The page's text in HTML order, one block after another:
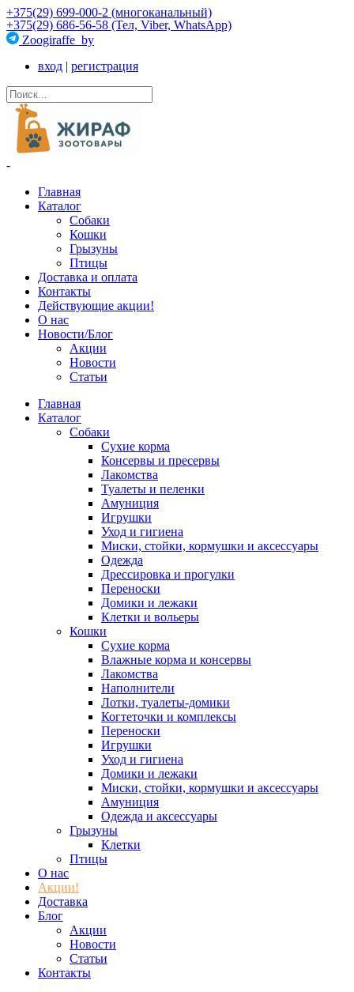
+375(29) 699-000-2 (многоканальный)
+375(29) 686-56-58 (Тел, Viber, WhatsApp)
Zoogiraffe_by
вход | регистрация
-
Главная
Каталог
Собаки
Кошки
Грызуны
Птицы
Доставка и оплата
Контакты
Действующие акции!
О нас
Новости/Блог
Акции
Новости
Статьи
Главная
Каталог
Собаки
Сухие корма
Консервы и пресервы
Лакомства
Туалеты и пеленки
Амуниция
Игрушки
Уход и гигиена
Миски, стойки, кормушки и аксессуары
Одежда
Дрессировка и прогулки
Переноски
Домики и лежаки
Клетки и вольеры
Кошки
Сухие корма
Влажные корма и консервы
Лакомства
Наполнители
Лотки, туалеты-домики
Когтеточки и комплексы
Переноски
Игрушки
Уход и гигиена
Домики и лежаки
Миски, стойки, кормушки и аксессуары
Амуниция
Одежда и аксессуары
Грызуны
Клетки
Птицы
О нас
Акции!
Доставка
Блог
Акции
Новости
Статьи
Контакты